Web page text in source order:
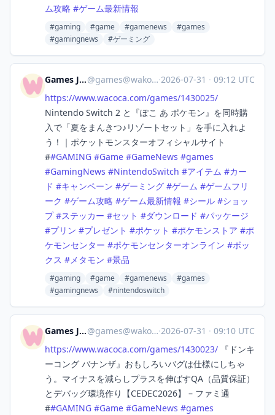
ム攻略 #ゲーム最新情報
#gaming #game #gamenews
#games
#gamingnews
#ゲーミング
Games Japan@games@wakoka.com ·2026-07-31 · 09:12 UTC
https://www.wacoca.com/games/1430025/
Nintendo Switch 2 と『ぽこ あ ポケモン』を同時購
入で「夏をまんきつ♪リゾートセット」を手に入れよ
う！｜ポケットモンスターオフィシャルサイト
##GAMING #Game #GameNews #games
#GamingNews #NintendoSwitch #アイテム #カー
ド #キャンペーン #ゲーミング #ゲーム #ゲームフリ
ーク #ゲーム攻略 #ゲーム最新情報 #シール #ショッ
プ #ステッカー #セット #ダウンロード #パッケージ
#プリン #プレゼント #ポケット #ポケモンストア #ポ
ケモンセンター #ポケモンセンターオンライン #ボッ
クス #メタモン #景品
#gaming #game #gamenews
#games
#gamingnews
#nintendoswitch
Games Japan@games@wakoka.com ·2026-07-31 · 09:10 UTC
https://www.wacoca.com/games/1430023/ 『ドンキ
ーコング バナンザ』おもしろいバグは仕様にしちゃ
う。マイナスを減らしプラスを伸ばすQA（品質保証）
とデバッグ環境作り【CEDEC2026】 – ファミ通
##GAMING #Game #GameNews #games